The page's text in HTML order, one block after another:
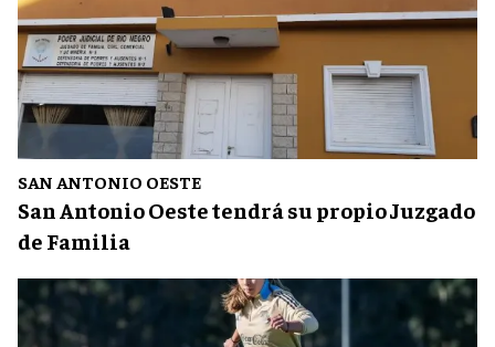
SAN ANTONIO OESTE
San Antonio Oeste tendrá su propio Juzgado
de Familia